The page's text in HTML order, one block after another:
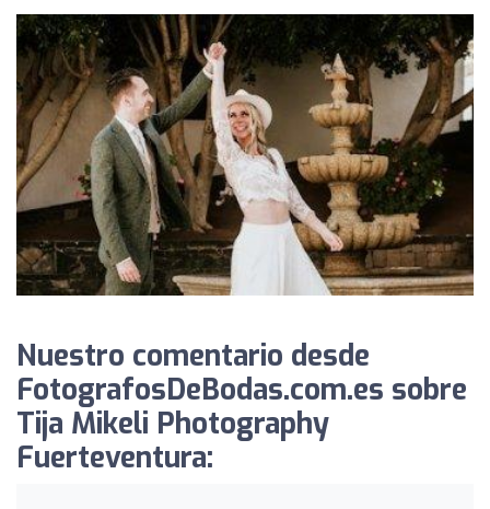
Nuestro comentario desde
FotografosDeBodas.com.es sobre
Tija Mikeli Photography
Fuerteventura: